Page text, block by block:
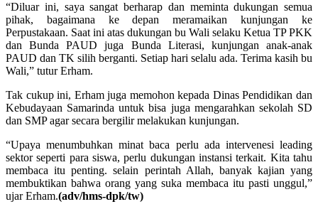
“Diluar ini, saya sangat berharap dan meminta dukungan semua
pihak, bagaimana ke depan meramaikan kunjungan ke
Perpustakaan. Saat ini atas dukungan bu Wali selaku Ketua TP PKK
dan Bunda PAUD juga Bunda Literasi, kunjungan anak-anak
PAUD dan TK silih berganti. Setiap hari selalu ada. Terima kasih bu
Wali,” tutur Erham.
Tak cukup ini, Erham juga memohon kepada Dinas Pendidikan dan
Kebudayaan Samarinda untuk bisa juga mengarahkan sekolah SD
dan SMP agar secara bergilir melakukan kunjungan.
“Upaya menumbuhkan minat baca perlu ada intervenesi leading
sektor seperti para siswa, perlu dukungan instansi terkait. Kita tahu
membaca itu penting. selain perintah Allah, banyak kajian yang
membuktikan bahwa orang yang suka membaca itu pasti unggul,”
ujar Erham.(adv/hms-dpk/tw)